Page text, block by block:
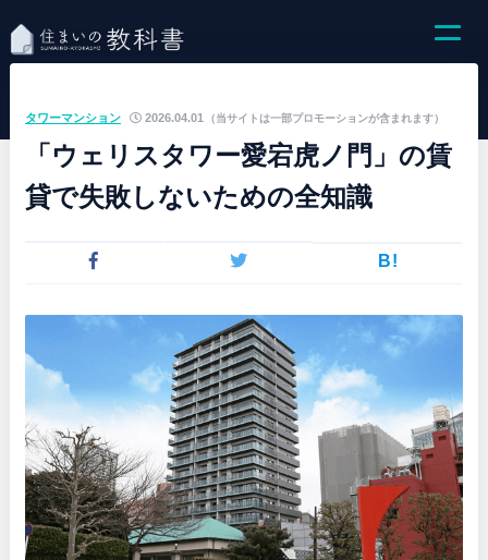
（当サイトは一部プロモーションが含まれます）
タワーマンション 2026.04.01
「ウェリスタワー愛宕虎ノ門」の賃
貸で失敗しないための全知識
B!